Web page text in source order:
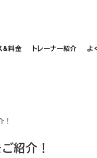
&料金 トレーナー紹介 よ
紹介！